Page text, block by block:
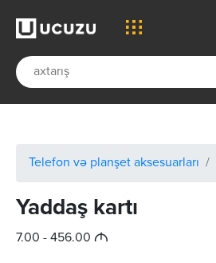
Telefon və planşet aksesuarları
Yaddaş kartı
7.00 - 456.00 M